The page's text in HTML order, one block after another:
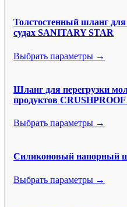
Толстостенный шланг
судах SANITARY STAR
Выбрать параметры →
Шланг для перегрузки
продуктов
Выбрать параметры →
Силиконовый напорный
Выбрать параметры →